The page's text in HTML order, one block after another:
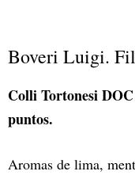
Boveri Luigi.
Colli Tortonesi
puntos.
Aromas de lima,